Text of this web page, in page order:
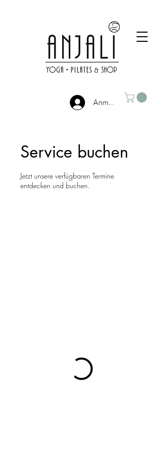
Anmelden
Service buchen
Jetzt unsere verfügbaren Termine
entdecken und buchen.